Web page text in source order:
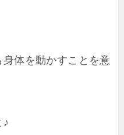
体を動かすことを意
♪